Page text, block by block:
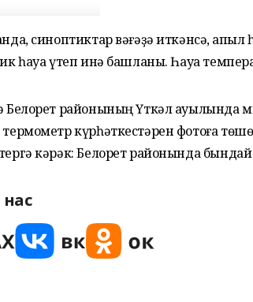
синоптиктар вәғәҙә иткәнсә,
һауа үтеп инә башланы. Һауа
Белорет районының Үткәл ауылында
күрһәткестәрен фотоға
кәрәк: Белорет районында